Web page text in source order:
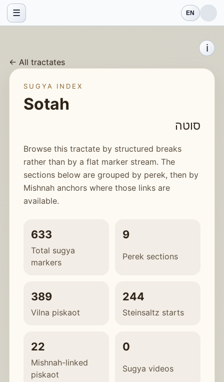
☰ EN
ℹ️
← All tractates
SUGYA INDEX
Sotah
סוטה
Browse this tractate by structured breaks
rather than by a flat marker stream. The
sections below are grouped by perek, then by
Mishnah anchors where those links are
available.
633
Total sugya
markers
9
Perek sections
389
Vilna piskaot
244
Steinsaltz starts
22
Mishnah-linked
piskaot
0
Sugya videos